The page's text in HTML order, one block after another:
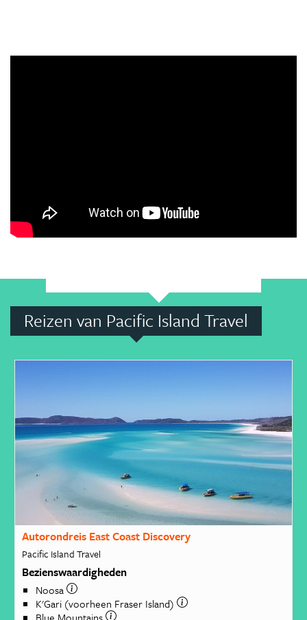
Reizen van Pacific Island Travel
Autorondreis East Coast Discovery
Pacific Island Travel
Bezienswaardigheden
Noosa
K'Gari (voorheen Fraser Island)
Blue Mountains